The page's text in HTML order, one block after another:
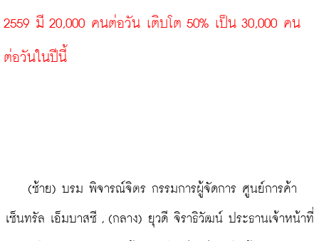
2559 มี 20,000 คนต่อวัน เติบโต 50% เป็น 30,000 คน
ต่อวันในปีนี้
เซ็นทรัล เอ็มบาสซี , (กลาง) ยุวดี จิราธิวัฒน์ ประธานเจ้าหน้าที่